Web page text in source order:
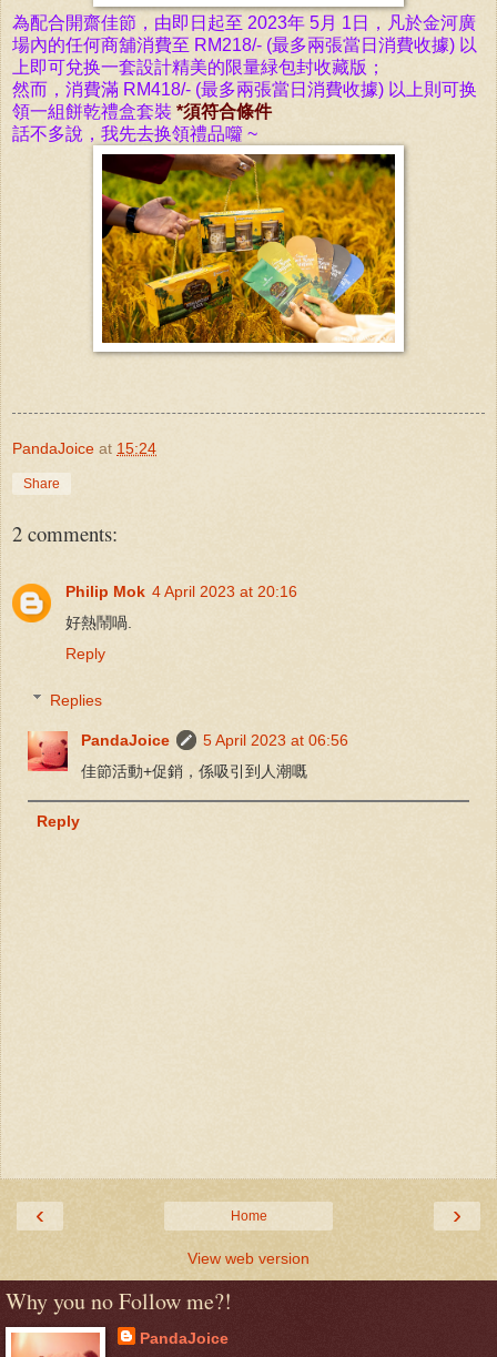
為配合開齋佳節，由即日起至 2023年 5月 1日，凡於金河廣
場內的任何商舖消費至 RM218/- (最多兩張當日消費收據) 以
上即可兌换一套設計精美的限量緑包封收藏版；
然而，消費滿 RM418/- (最多兩張當日消費收據) 以上則可换
領一組餅乾禮盒套裝 *須符合條件
話不多說，我先去换領禮品囖 ~
PandaJoice at 15:24
Share
2 comments:
Philip Mok 4 April 2023 at 20:16
好熱鬧喎.
Reply
Replies
PandaJoice
5 April 2023 at 06:56
佳節活動+促銷，係吸引到人潮嘅
Reply
‹ ›
Home
View web version
Why you no Follow me?!
PandaJoice